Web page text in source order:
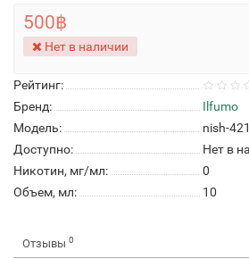
Рейтинг:
Бренд:
Ilfumo
Модель:
nish-
Доступно:
Нет в
Никотин, мг/мл:
0
Объем, мл:
10
500฿
Нет в наличии
Отзывы 0